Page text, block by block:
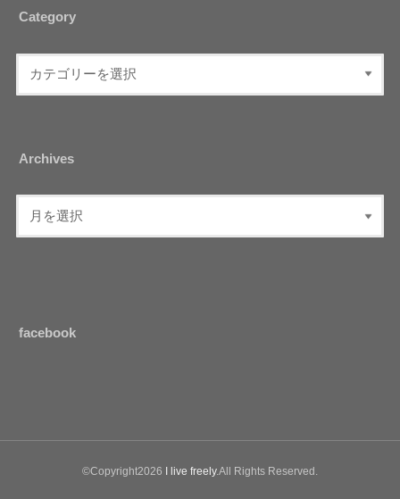
Category
Archives
facebook
©Copyright2026 I live freely.All Rights Reserved.